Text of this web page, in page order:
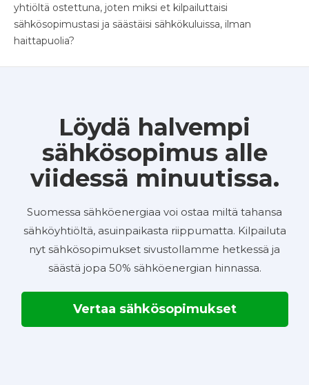
yhtiöltä ostettuna, joten miksi et kilpailuttaisi
sähkösopimustasi ja säästäisi sähkökuluissa, ilman
haittapuolia?
Löydä halvempi
sähkösopimus alle
viidessä minuutissa.
Suomessa sähköenergiaa voi ostaa miltä tahansa
sähköyhtiöltä, asuinpaikasta riippumatta. Kilpailuta
nyt sähkösopimukset sivustollamme hetkessä ja
säästä jopa 50% sähköenergian hinnassa.
Vertaa sähkösopimukset